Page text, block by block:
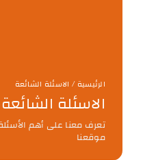
الرئيسية / الاسئلة الشائعة
الاسئلة الشائعة
تعرف معنا على أهم
موقعنا